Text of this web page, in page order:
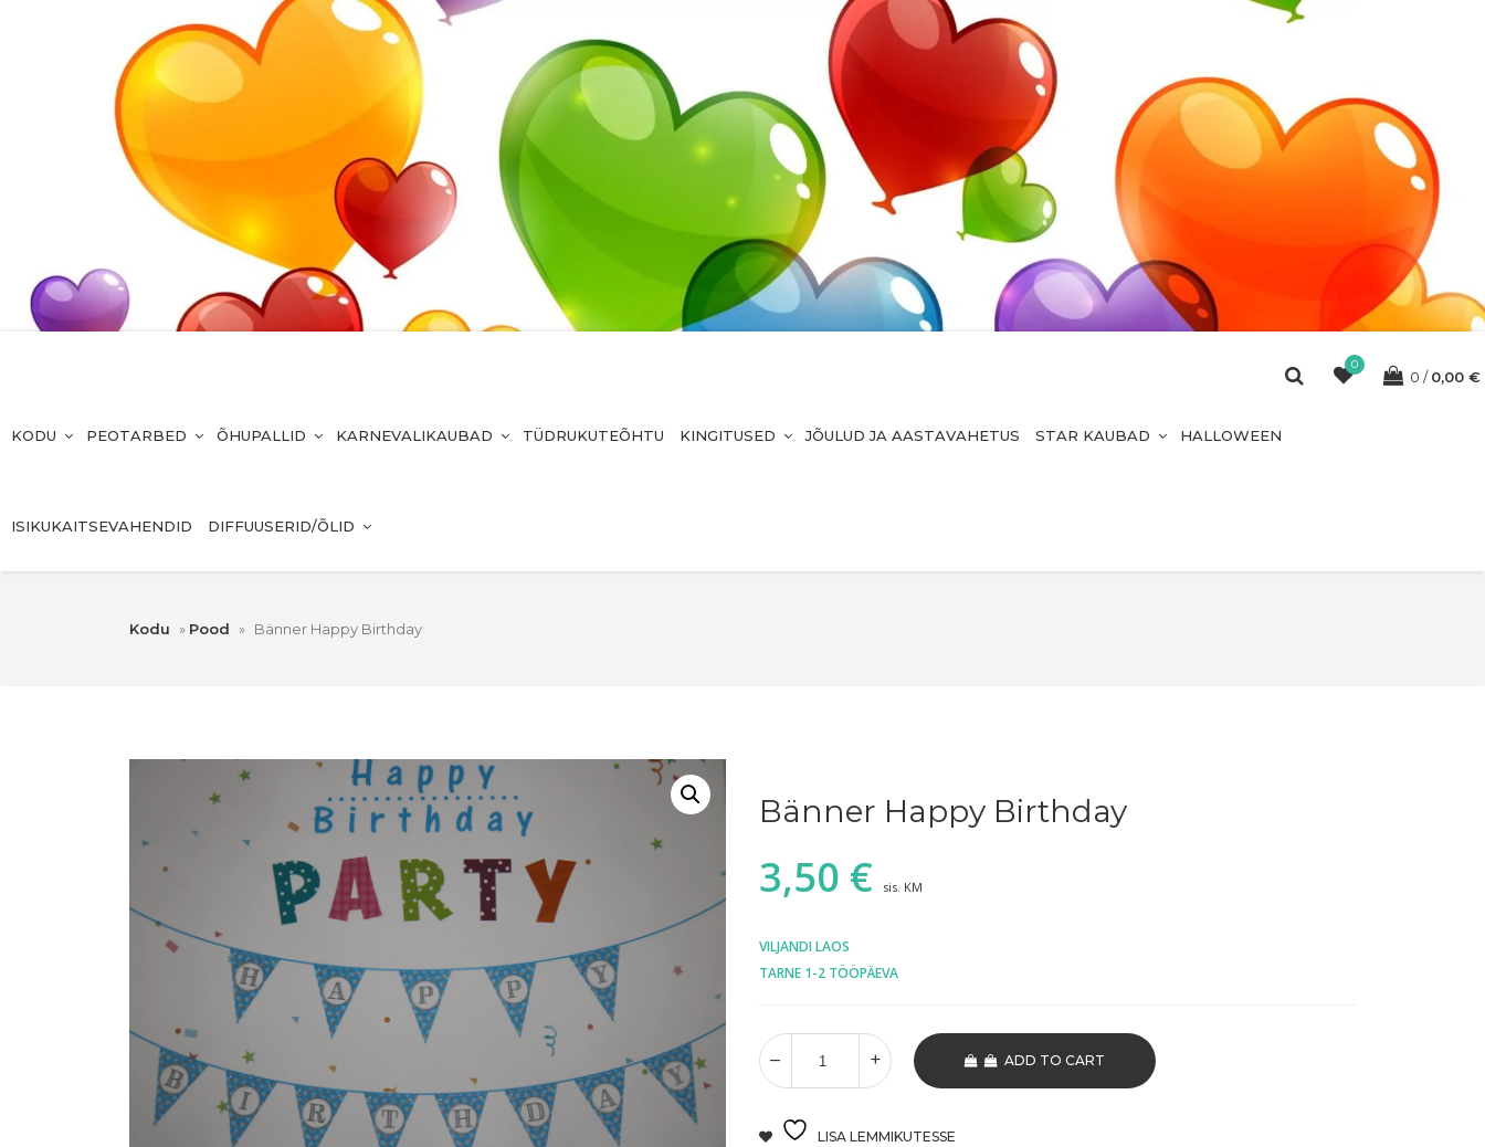
0
0 0,00 €
KODU PEOTARBED ÕHUPALLID KARNEVALIKAUBAD TÜDRUKUTEÕHTU KINGITUSED JÕULUD JA AASTAVAHETUS STAR KAUBAD HALLOWEEN
ISIKUKAITSEVAHENDID DIFFUUSERID/ÕLID
Kodu » Pood » Bänner Happy Birthday
Bänner Happy Birthday
3,50 € sis. KM
VILJANDI LAOS
TARNE 1-2 TÖÖPÄEVA
ADD TO CART
LISA LEMMIKUTESSE